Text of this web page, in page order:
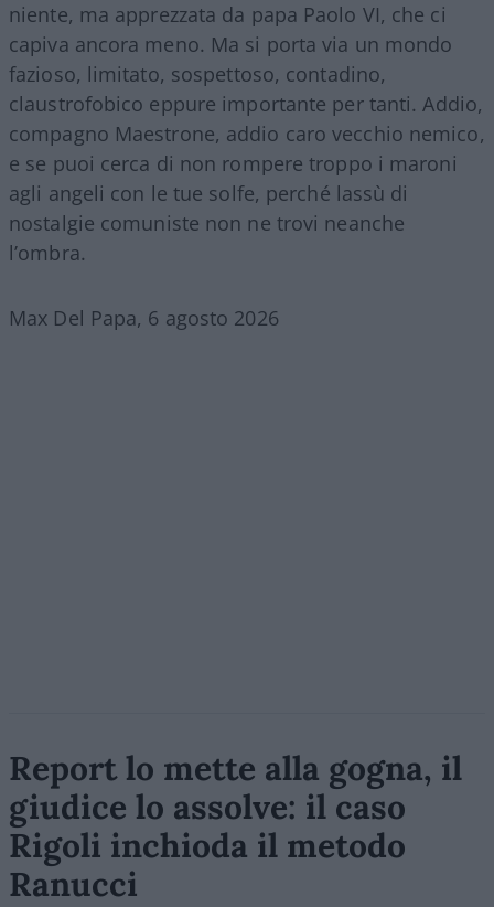
niente, ma apprezzata da papa Paolo VI, che ci
capiva ancora meno. Ma si porta via un mondo
fazioso, limitato, sospettoso, contadino,
claustrofobico eppure importante per tanti. Addio,
compagno Maestrone, addio caro vecchio nemico,
e se puoi cerca di non rompere troppo i maroni
agli angeli con le tue solfe, perché lassù di
nostalgie comuniste non ne trovi neanche
l’ombra.
Max Del Papa, 6 agosto 2026
Report lo mette alla gogna, il
giudice lo assolve: il caso
Rigoli inchioda il metodo
Ranucci